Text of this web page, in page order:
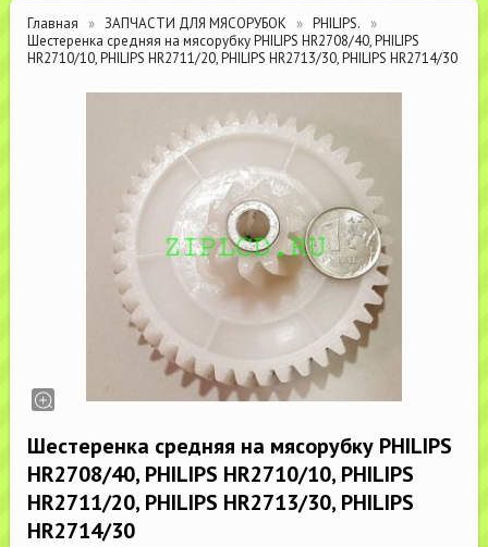
Главная ЗАПЧАСТИ ДЛЯ МЯСОРУБОК
PHILIPS.
Шестеренка средняя на мясорубку PHILIPS HR2708/40, PHILIPS
HR2710/10, PHILIPS HR2711/20, PHILIPS HR2713/30, PHILIPS HR2714/30
Шестеренка средняя на мясорубку PHILIPS
HR2708/40, PHILIPS HR2710/10, PHILIPS
HR2711/20, PHILIPS HR2713/30, PHILIPS
HR2714/30